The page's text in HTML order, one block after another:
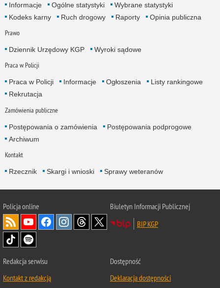
Informacje Ogólne statystyki
Wybrane statystyki
Kodeks karny
Ruch drogowy Raporty Opinia publiczna
Prawo
Dziennik Urzędowy KGP Wyroki sądowe
Praca w Policji
Praca w Policji Informacje Ogłoszenia
Listy rankingowe
Rekrutacja
Zamówienia publiczne
Postępowania o zamówienia
Postępowania podprogowe
Archiwum
Kontakt
Rzecznik Skargi i wnioski Sprawy weteranów
Policjaonline
Biuletyn Informacji Publicznej
BIP KGP
Redakcja serwisu
Kontakt z redakcją
Dostępność
Deklaracja dostępności